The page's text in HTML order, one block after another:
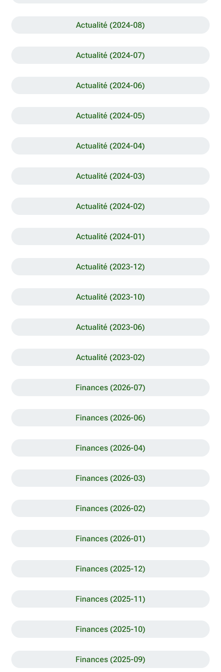
Actualité (2024-08)
Actualité (2024-07)
Actualité (2024-06)
Actualité (2024-05)
Actualité (2024-04)
Actualité (2024-03)
Actualité (2024-02)
Actualité (2024-01)
Actualité (2023-12)
Actualité (2023-10)
Actualité (2023-06)
Actualité (2023-02)
Finances (2026-07)
Finances (2026-06)
Finances (2026-04)
Finances (2026-03)
Finances (2026-02)
Finances (2026-01)
Finances (2025-12)
Finances (2025-11)
Finances (2025-10)
Finances (2025-09)